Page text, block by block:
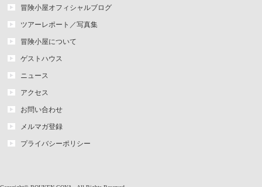
冒険小屋オフィシャルブログ
ツアーレポート／写真集
冒険小屋について
ゲストハウス
ニュース
アクセス
お問い合わせ
メルマガ登録
プライバシーポリシー